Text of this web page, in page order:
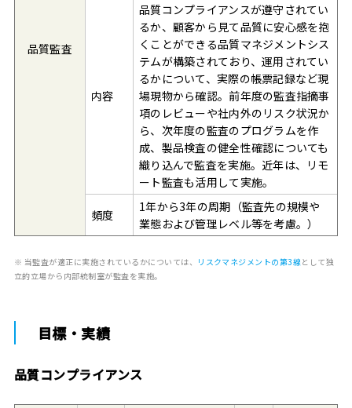
品質監査
内容
品質コンプライアンスが遵守されてい
るか、顧客から見て品質に安心感を抱
くことができる品質マネジメントシス
テムが構築されており、運用されてい
るかについて、実際の帳票記録など現
場現物から確認。前年度の監査指摘事
項のレビューや社内外のリスク状況か
ら、次年度の監査のプログラムを作
成、製品検査の健全性確認についても
織り込んで監査を実施。近年は、リモ
ート監査も活用して実施。
頻度
1年から3年の周期（監査先の規模や
業態および管理レベル等を考慮。）
※ 当監査が適正に実施されているかについては、 リスクマネジメントの第3線として独
立的立場から内部統制室が監査を実施。
目標・実績
品質コンプライアンス